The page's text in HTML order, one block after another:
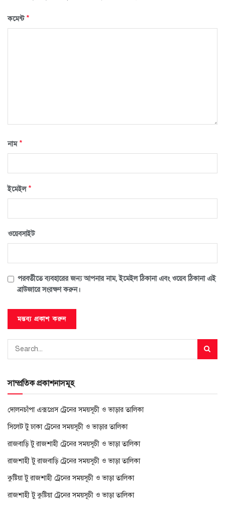
কমেন্ট*
নাম*
ইমেইল*
ওয়েবসাইট
পরবর্তীতে ব্যবহারের জন্য আপনার নাম, ইমেইল ঠিকানা এবং ওয়েব ঠিকানা এই
ব্রাউজারে সংরক্ষণ করুন।
সাম্প্রতিক প্রকাশনাসমূহ
দোলনচাঁপা এক্সপ্রেস ট্রেনের সময়সূচী ও ভাড়ার তালিকা
সিলেট টু ঢাকা ট্রেনের সময়সূচী ও ভাড়ার তালিকা
রাজবাড়ি টু রাজশাহী ট্রেনের সময়সূচী ও ভাড়া তালিকা
রাজশাহী টু রাজবাড়ি ট্রেনের সময়সূচী ও ভাড়া তালিকা
কুষ্টিয়া টু রাজশাহী ট্রেনের সময়সূচী ও ভাড়া তালিকা
রাজশাহী টু কুষ্টিয়া ট্রেনের সময়সূচী ও ভাড়া তালিকা